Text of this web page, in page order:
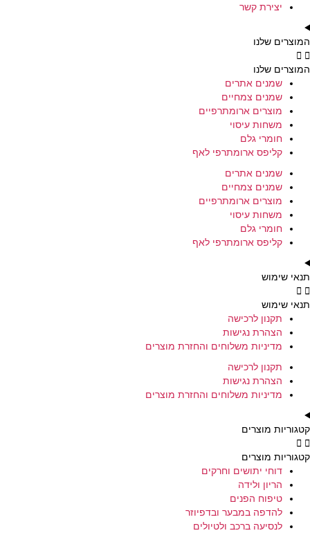
יצירת קשר
המוצרים שלנו
המוצרים שלנו
שמנים אתרים
שמנים צמחיים
מוצרים ארומתרפיים
משחות עיסוי
חומרי גלם
קליפס ארומתרפי לאף
שמנים אתרים
שמנים צמחיים
מוצרים ארומתרפיים
משחות עיסוי
חומרי גלם
קליפס ארומתרפי לאף
תנאי שימוש
תנאי שימוש
תקנון לרכישה
הצהרת נגישות
מדיניות משלוחים והחזרת מוצרים
תקנון לרכישה
הצהרת נגישות
מדיניות משלוחים והחזרת מוצרים
קטגוריות מוצרים
קטגוריות מוצרים
דוחי יתושים וחרקים
הריון ולידה
טיפוח הפנים
להדפה במבער ובדפיוזר
לנסיעה ברכב ולטיולים